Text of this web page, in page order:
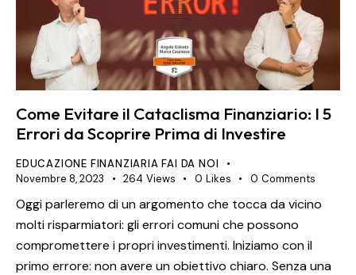
Come Evitare il Cataclisma Finanziario: I 5
Errori da Scoprire Prima di Investire
EDUCAZIONE FINANZIARIA FAI DA NOI
Novembre 8, 2023
264 Views 0 Likes 0 Comments
Oggi parleremo di un argomento che tocca da vicino
molti risparmiatori: gli errori comuni che possono
compromettere i propri investimenti. Iniziamo con il
primo errore: non avere un obiettivo chiaro. Senza una